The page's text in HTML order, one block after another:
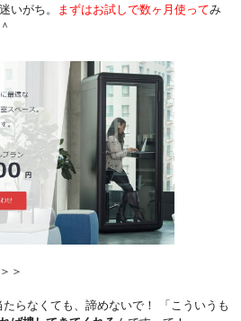
いがち。
まずはお試しで数ヶ月使ってみ
＞
らなくても、諦めないで！ 「こういうも